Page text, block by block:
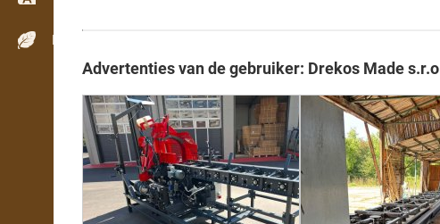
Houtsoorten
Advertenties van de gebruiker: Drekos Made s.r.o